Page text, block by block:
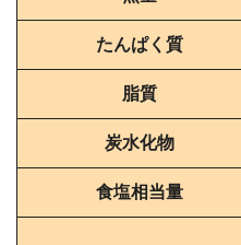
たんぱく質
脂質
炭水化物
食塩相当量